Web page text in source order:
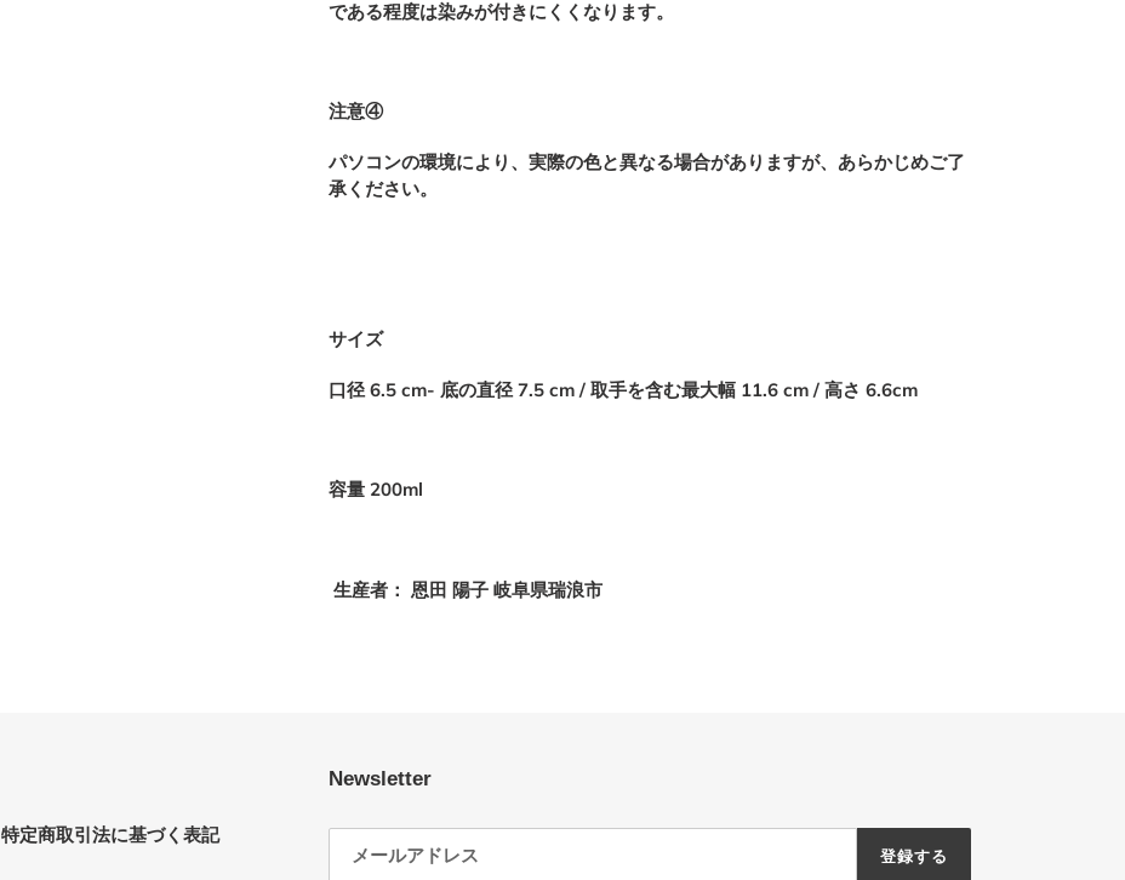
である程度は染みが付きにくくなります。
注意④
パソコンの環境により、実際の色と異なる場合がありますが、あらかじめご了
承ください。
サイズ
口径 6.5 cm- 底の直径 7.5 cm / 取手を含む最大幅 11.6 cm / 高さ 6.6cm
容量 200ml
生産者： 恩田 陽子 岐阜県瑞浪市
特定商取引法に基づく表記
Newsletter
登録する